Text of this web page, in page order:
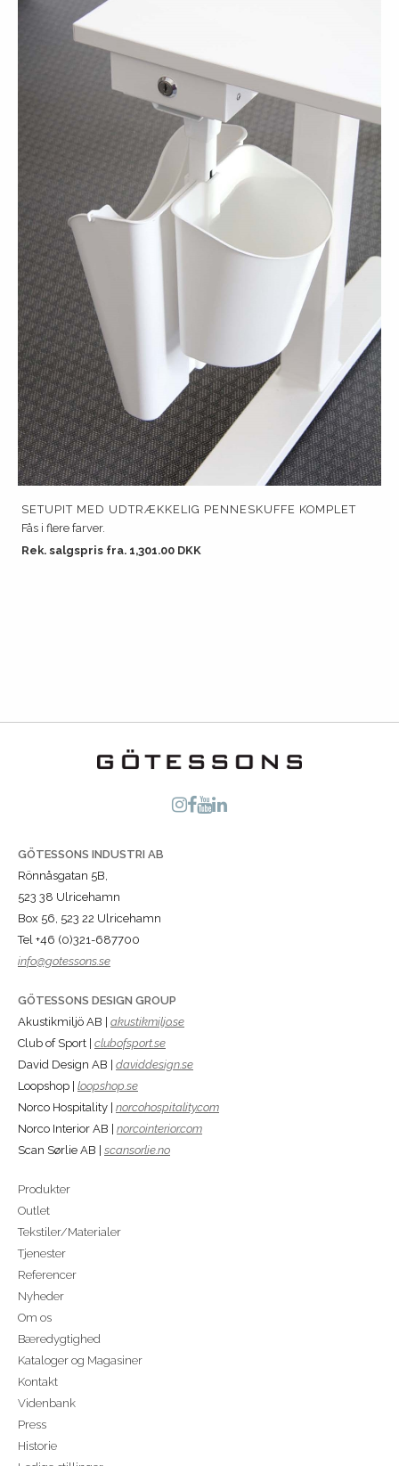
SETUPIT MED UDTRÆKKELIG PENNESKUFFE KOMPLET
Fås i flere farver.
Rek. salgspris fra. 1,301.00 DKK
GÖTESSONS INDUSTRI AB
Rönnåsgatan 5B,
523 38 Ulricehamn
Box 56, 523 22 Ulricehamn
Tel +46 (0)321-687700
info@gotessons.se
GÖTESSONS DESIGN GROUP
Akustikmiljö AB | akustikmiljo.se
Club of Sport | clubofsport.se
David Design AB | daviddesign.se
Loopshop | loopshop.se
Norco Hospitality | norcohospitality.com
Norco Interior AB | norcointerior.com
Scan Sørlie AB | scansorlie.no
Produkter
Outlet
Tekstiler/Materialer
Tjenester
Referencer
Nyheder
Om os
Bæredygtighed
Kataloger og Magasiner
Kontakt
Videnbank
Press
Historie